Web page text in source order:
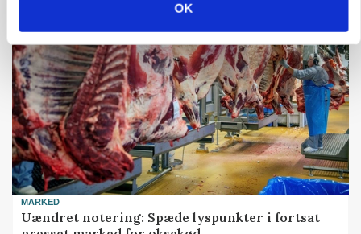
OK
MARKED
Uændret notering: Spæde lyspunkter i fortsat